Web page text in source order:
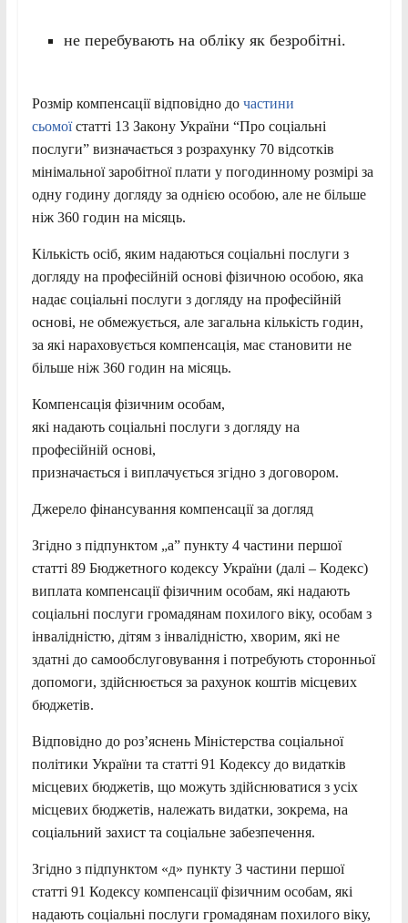
не перебувають на обліку як безробітні.
Розмір компенсації відповідно до частини
сьомоїстатті 13 Закону України “Про соціальні
послуги” визначається з розрахунку 70 відсотків
мінімальної заробітної плати у погодинному розмірі за
одну годину догляду за однією особою, але не більше
ніж 360 годин на місяць.
Кількість осіб, яким надаються соціальні послуги з
догляду на професійній основі фізичною особою, яка
надає соціальні послуги з догляду на професійній
основі, не обмежується, але загальна кількість годин,
за які нараховується компенсація, має становити не
більше ніж 360 годин на місяць.
Компенсація фізичним особам,
які надають соціальні послуги з догляду на
професійній основі,
призначається і виплачується згідно з договором.
Джерело фінансування компенсації за догляд
Згідно з підпунктом „а” пункту 4 частини першої
статті 89 Бюджетного кодексу України (далі – Кодекс)
виплата компенсації фізичним особам, які надають
соціальні послуги громадянам похилого віку, особам з
інвалідністю, дітям з інвалідністю, хворим, які не
здатні до самообслуговування і потребують сторонньої
допомоги, здійснюється за рахунок коштів місцевих
бюджетів.
Відповідно до роз’яснень Міністерства соціальної
політики України та статті 91 Кодексу до видатків
місцевих бюджетів, що можуть здійснюватися з усіх
місцевих бюджетів, належать видатки, зокрема, на
соціальний захист та соціальне забезпечення.
Згідно з підпунктом «д» пункту 3 частини першої
статті 91 Кодексу компенсації фізичним особам, які
надають соціальні послуги громадянам похилого віку,